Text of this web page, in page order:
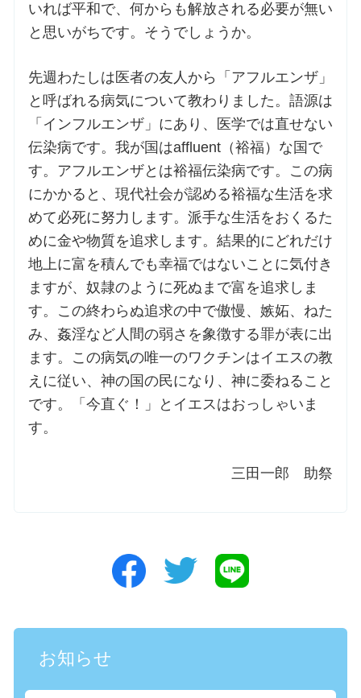
交通・アクセス
いれば平和で、何からも解放される必要が無い
と思いがちです。そうでしょうか。
先週わたしは医者の友人から「アフルエンザ」
と呼ばれる病気について教わりました。語源は
「インフルエンザ」にあり、医学では直せない
伝染病です。我が国はaffluent（裕福）な国で
す。アフルエンザとは裕福伝染病です。この病
にかかると、現代社会が認める裕福な生活を求
めて必死に努力します。派手な生活をおくるた
めに金や物質を追求します。結果的にどれだけ
地上に富を積んでも幸福ではないことに気付き
ますが、奴隷のように死ぬまで富を追求しま
す。この終わらぬ追求の中で傲慢、嫉妬、ねた
み、姦淫など人間の弱さを象徴する罪が表に出
ます。この病気の唯一のワクチンはイエスの教
えに従い、神の国の民になり、神に委ねること
です。「今直ぐ！」とイエスはおっしゃいま
す。
三田一郎 助祭
お知らせ